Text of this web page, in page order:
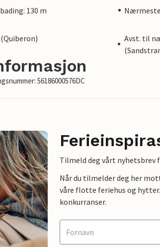
130 m
Avst. til
56186000576DC
Tilmeld deg vårt nyhetsbrev
Når du tilmelder deg her
våre flotte feriehus og
konkurranser.